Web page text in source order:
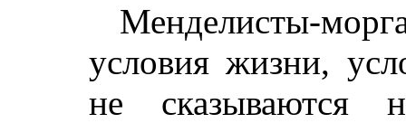
Менделисты-
условия жизни,
не сказываются